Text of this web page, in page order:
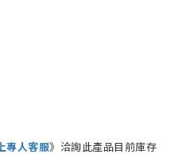
專人客服》洽詢此產品目前庫存